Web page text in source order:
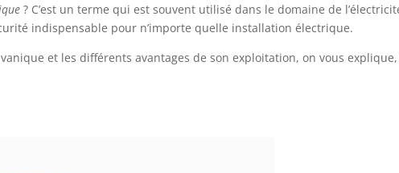
? C’est un terme qui est souvent utilisé dans le domaine de
indispensable pour n’importe quelle installation électrique.
et les différents avantages de son exploitation, on vous